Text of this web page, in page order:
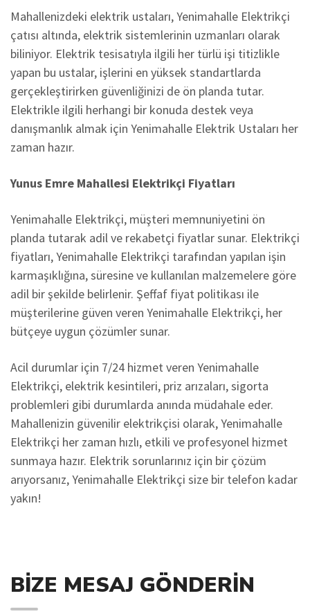
Mahallenizdeki elektrik ustaları, Yenimahalle Elektrikçi
çatısı altında, elektrik sistemlerinin uzmanları olarak
biliniyor. Elektrik tesisatıyla ilgili her türlü işi titizlikle
yapan bu ustalar, işlerini en yüksek standartlarda
gerçekleştirirken güvenliğinizi de ön planda tutar.
Elektrikle ilgili herhangi bir konuda destek veya
danışmanlık almak için Yenimahalle Elektrik Ustaları her
zaman hazır.
Yunus Emre Mahallesi Elektrikçi Fiyatları
Yenimahalle Elektrikçi, müşteri memnuniyetini ön
planda tutarak adil ve rekabetçi fiyatlar sunar. Elektrikçi
fiyatları, Yenimahalle Elektrikçi tarafından yapılan işin
karmaşıklığına, süresine ve kullanılan malzemelere göre
adil bir şekilde belirlenir. Şeffaf fiyat politikası ile
müşterilerine güven veren Yenimahalle Elektrikçi, her
bütçeye uygun çözümler sunar.
Acil durumlar için 7/24 hizmet veren Yenimahalle
Elektrikçi, elektrik kesintileri, priz arızaları, sigorta
problemleri gibi durumlarda anında müdahale eder.
Mahallenizin güvenilir elektrikçisi olarak, Yenimahalle
Elektrikçi her zaman hızlı, etkili ve profesyonel hizmet
sunmaya hazır. Elektrik sorunlarınız için bir çözüm
arıyorsanız, Yenimahalle Elektrikçi size bir telefon kadar
yakın!
BIZE MESAJ GÖNDERIN